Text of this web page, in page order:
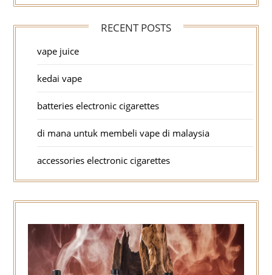
RECENT POSTS
vape juice
kedai vape
batteries electronic cigarettes
di mana untuk membeli vape di malaysia
accessories electronic cigarettes